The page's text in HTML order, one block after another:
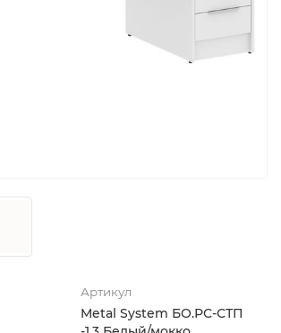
Артикул
Metal System БО.РС-СТП